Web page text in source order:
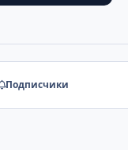
Подписчики